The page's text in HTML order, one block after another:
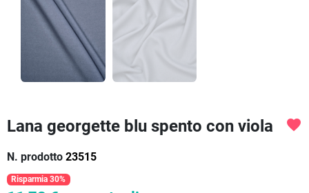
Lana georgette blu spento con viola
N. prodotto 23515
favorite
Risparmia 30%